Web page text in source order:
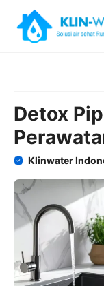
content
Detox
Klinwater